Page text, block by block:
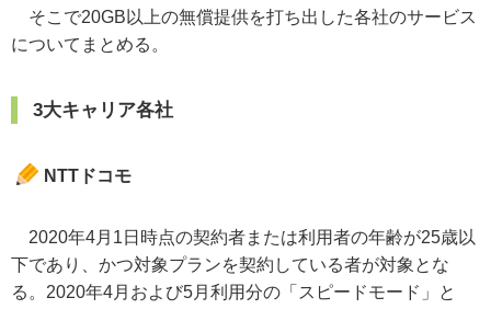
そこで20GB以上の無償提供を打ち出した各社のサービス
についてまとめる。
3大キャリア各社
NTTドコモ
2020年4月1日時点の契約者または利用者の年齢が25歳以
下であり、かつ対象プランを契約している者が対象とな
る。2020年4月および5月利用分の「スピードモード」と